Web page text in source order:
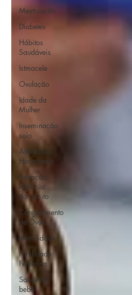
Mestruação
Diabetes
Hábitos
Saudáveis
Istmocele
Ovulação
Idade da
Mulher
Inseminação
solo
Alterações
Hormonais
Ativação
Artificial
do oócito
Congelamento
de Óvulo
Infertilidade
Fertilidade
Feminina
Saúde do
bebê